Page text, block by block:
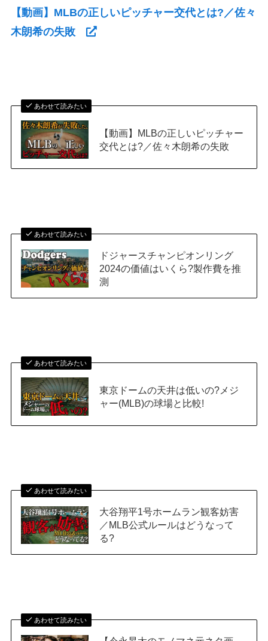
【動画】MLBの正しいピッチャー交代とは?／佐々
木朗希の失敗
あわせて読みたい
【動画】MLBの正しいピッチャー
交代とは?／佐々木朗希の失敗
あわせて読みたい
ドジャースチャンピオンリング
2024の価値はいくら?製作費を推
測
あわせて読みたい
東京ドームの天井は低いの?メジ
ャー(MLB)の球場と比較!
あわせて読みたい
大谷翔平1号ホームラン観客妨害
／MLB公式ルールはどうなって
る?
あわせて読みたい